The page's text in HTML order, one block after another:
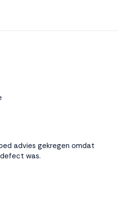
advies gekregen omdat
was.